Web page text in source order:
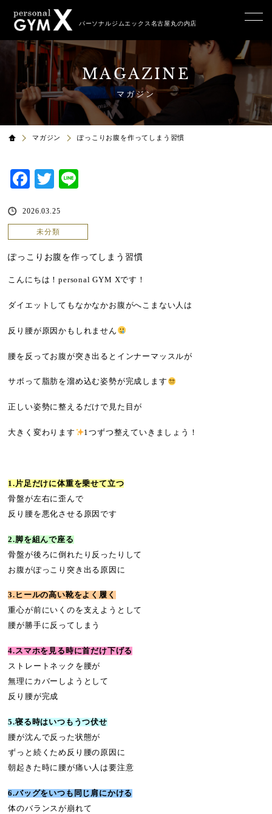
パーソナルジムエックス名古屋丸の内店
MAGAZINE
マガジン
マガジン ぽっこりお腹を作ってしまう習慣
Facebook
Twitter
2026.03.25
未分類
ぽっこりお腹を作ってしまう習慣
こんにちは！personal GYM Xです！
ダイエットしてもなかなかお腹がへこまない人は
反り腰が原因かもしれません
腰を反ってお腹が突き出るとインナーマッスルが
サボって脂肪を溜め込む姿勢が完成します
正しい姿勢に整えるだけで見た目が
大きく変わります 1つずつ整えていきましょう！
1.片足だけに体重を乗せて立つ
骨盤が左右に歪んで
反り腰を悪化させる原因です
2.脚を組んで座る
骨盤が後ろに倒れたり反ったりして
お腹がぽっこり突き出る原因に
3.ヒールの高い靴をよく履く
重心が前にいくのを支えようとして
腰が勝手に反ってしまう
4.スマホを見る時に首だけ下げる
ストレートネックを腰が
無理にカバーしようとして
反り腰が完成
5.寝る時はいつもうつ伏せ
腰が沈んで反った状態が
ずっと続くため反り腰の原因に
朝起きた時に腰が痛い人は要注意
6.バッグをいつも同じ肩にかける
体のバランスが崩れて